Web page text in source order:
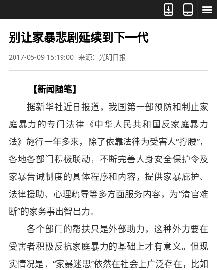



别让家暴悲剧延续到下一代
2017-05-09 15:19:00 来源：光明日报
【新闻随笔】
据新华社近日报道，我国第一部预防和制止家
庭暴力的专门法律《中华人民共和国反家庭暴力
法》施行一年多来，除了依靠法律为受害人“撑腰”，
各地各部门积极联动，不断完善人身安全保护令及
家暴告诫制度的具体程序和内容，提供家暴庇护、
法律援助、心理疏导等多方面服务内容，为“清官难
断”的家务事出智出力。
各个部门的帮扶只是外部助力，这种外力要在
受害者积极反抗家庭暴力的基础上才有意义。但现
实情况是，“家暴迷思”依然在社会上广泛存在，比如